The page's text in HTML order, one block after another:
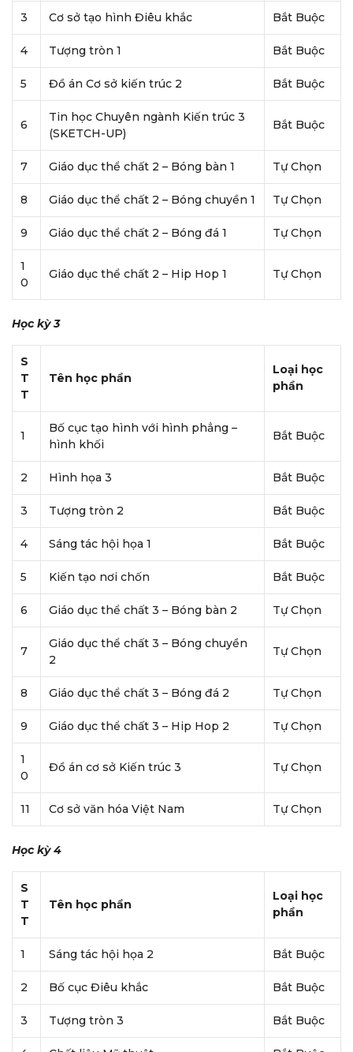
3 Cơ sở tạo hình Điêu khắc Bắt Buộc
4 Tượng tròn 1 Bắt Buộc
5 Đồ án Cơ sở kiến trúc 2 Bắt Buộc
6
Tin học Chuyên ngành Kiến trúc 3
(SKETCH-UP)
Bắt Buộc
7 Giáo dục thể chất 2 – Bóng bàn 1 Tự Chọn
8 Giáo dục thể chất 2 – Bóng chuyền 1 Tự Chọn
9 Giáo dục thể chất 2 – Bóng đá 1 Tự Chọn
1
0
Giáo dục thể chất 2 – Hip Hop 1 Tự Chọn
Học kỳ 3
S
T
T
Tên học phần
Loại học
phần
1
Bố cục tạo hình với hình phẳng –
hình khối
Bắt Buộc
2 Hình họa 3 Bắt Buộc
3 Tượng tròn 2 Bắt Buộc
4 Sáng tác hội họa 1 Bắt Buộc
5 Kiến tạo nơi chốn Bắt Buộc
6 Giáo dục thể chất 3 – Bóng bàn 2 Tự Chọn
7
Giáo dục thể chất 3 – Bóng chuyền
2
Tự Chọn
8 Giáo dục thể chất 3 – Bóng đá 2 Tự Chọn
9 Giáo dục thể chất 3 – Hip Hop 2 Tự Chọn
1
0
Đồ án cơ sở Kiến trúc 3 Tự Chọn
11 Cơ sở văn hóa Việt Nam Tự Chọn
Học kỳ 4
S
T
T
Tên học phần
Loại học
phần
1 Sáng tác hội họa 2 Bắt Buộc
2 Bố cục Điêu khắc Bắt Buộc
3 Tượng tròn 3 Bắt Buộc